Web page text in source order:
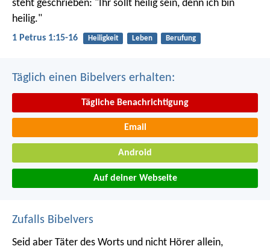
steht geschrieben: "Ihr sollt heilig sein, denn ich bin
heilig."
1 Petrus 1:15-16 Heiligkeit Leben Berufung
Täglich einen Bibelvers erhalten:
Tägliche Benachrichtigung
Email
Android
Auf deiner Webseite
Zufalls Bibelvers
Seid aber Täter des Worts und nicht Hörer allein,